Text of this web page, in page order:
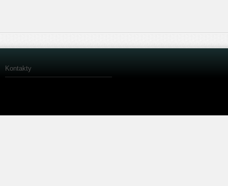
Kontakty